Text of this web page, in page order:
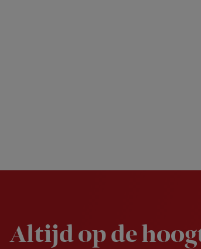
Altijd op de